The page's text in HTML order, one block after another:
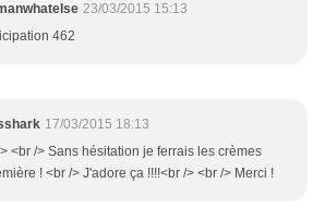
23/03/2015 15:13
462
17/03/2015 18:13
<br /> Sans hésitation je ferrais les crèmes
! <br /> J'adore ça !!!!<br /> <br /> Merci !